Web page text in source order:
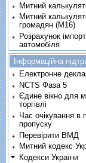
Митний
Митний
громадян (М16)
Розрахунок
автомобіля
Інформаційна
Електронне
NCTS Фаза 5
Єдине вікно для
торгівлі
Час очікування в
пропуску
Перевірити ВМД
Митний кодекс
Кодекси України